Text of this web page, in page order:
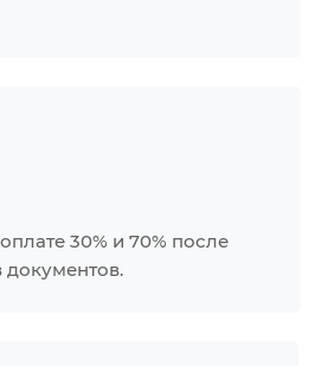
30% и 70% после
документов.